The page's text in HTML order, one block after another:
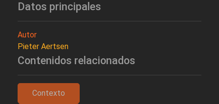
Datos principales
Autor
Pieter Aertsen
Contenidos relacionados
Contexto